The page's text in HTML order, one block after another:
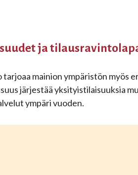
ja
tarjoaa mainion ympäristön myös
järjestää yksityistilaisuuksia
ympäri vuoden.